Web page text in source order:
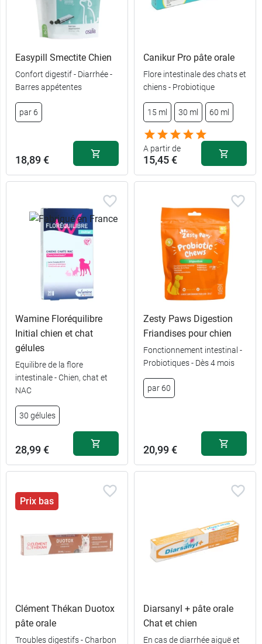
15 ml 12,99 €
30 ml 18,39 €
60 ml 23,49 €
Easypill Smectite Chien
Confort digestif - Diarrhée -
Barres appétentes
par 6
18,89 €
Canikur Pro pâte orale
Flore intestinale des chats et
chiens - Probiotique
15 ml 30 ml 60 ml
A partir de
15,45 €
15 ml 15,45 €
30 ml 22,99 €
60 ml
Wamine Floréquilibre
Initial chien et chat
gélules
Equilibre de la flore
intestinale - Chien, chat et
NAC
30 gélules
28,99 €
Zesty Paws Digestion
Friandises pour chien
Fonctionnement intestinal -
Probiotiques - Dès 4 mois
par 60
20,99 €
Prix bas
Clément Thékan Duotox
pâte orale
Troubles digestifs - Charbon
Diarsanyl + pâte orale
Chat et chien
En cas de diarrhée aiguë et